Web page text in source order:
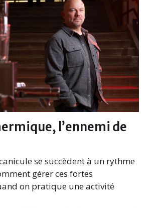
l’ennemi de
se succèdent à un rythme
gérer ces fortes
on pratique une activité